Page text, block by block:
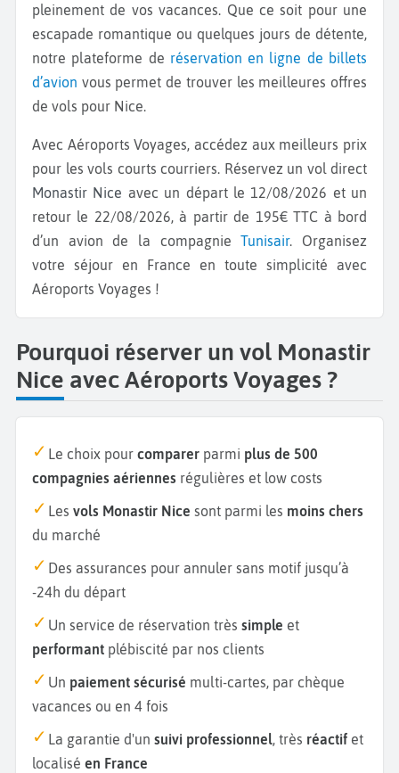
pleinement de vos vacances. Que ce soit pour une
escapade romantique ou quelques jours de détente,
notre plateforme de réservation en ligne de billets
d’avion vous permet de trouver les meilleures offres
de vols pour Nice.
Avec Aéroports Voyages, accédez aux meilleurs prix
pour les vols courts courriers. Réservez un vol direct
Monastir Nice avec un départ le 12/08/2026 et un
retour le 22/08/2026, à partir de 195€ TTC à bord
d’un avion de la compagnieTunisair. Organisez
votre séjour en France en toute simplicité avec
Aéroports Voyages !
Pourquoi réserver un vol Monastir
Nice avec Aéroports Voyages ?
Le choix pour comparer parmi plus de 500
compagnies aériennes régulières et low costs
Les vols Monastir Nice sont parmi les moins chers
du marché
Des assurances pour annuler sans motif jusqu’à
-24h du départ
Un service de réservation très simple et
performant plébiscité par nos clients
Un paiement sécurisé multi-cartes, par chèque
vacances ou en 4 fois
La garantie d'un suivi professionnel , très réactif et
localisé en France